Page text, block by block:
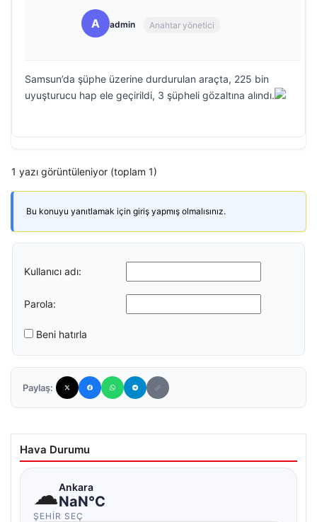
A admin Anahtar yönetici
Samsun’da şüphe üzerine durdurulan araçta, 225 bin
uyuşturucu hap ele geçirildi, 3 şüpheli gözaltına alındı.
1 yazı görüntüleniyor (toplam 1)
Bu konuyu yanıtlamak için giriş yapmış olmalısınız.
Kullanıcı adı:
Parola:
Beni hatırla
Paylaş:
Hava Durumu
☁Ankara
NaN°C
ŞEHIR SEÇ